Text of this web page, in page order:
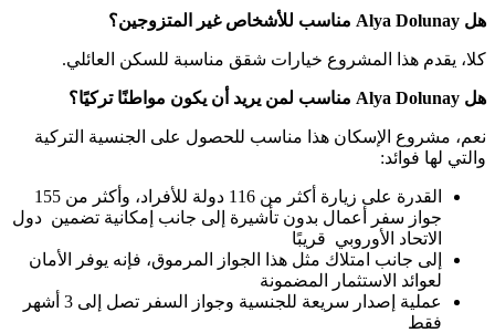
هل Alya Dolunay مناسب للأشخاص غير المتزوجين؟
كلا، يقدم هذا المشروع خيارات شقق مناسبة للسكن العائلي.
هل Alya Dolunay مناسب لمن يريد أن يكون مواطنًا تركيًا؟
نعم، مشروع الإسكان هذا مناسب للحصول على الجنسية التركية
والتي لها فوائد:
القدرة على زيارة أكثر من 116 دولة للأفراد، وأكثر من 155
جواز سفر أعمال بدون تأشيرة إلى جانب إمكانية تضمين دول
الاتحاد الأوروبي قريبًا
إلى جانب امتلاك مثل هذا الجواز المرموق، فإنه يوفر الأمان
لعوائد الاستثمار المضمونة
عملية إصدار سريعة للجنسية وجواز السفر تصل إلى 3 أشهر
فقط